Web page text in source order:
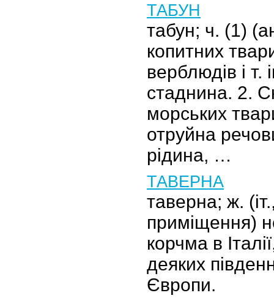
ТАБУН
табун; ч. (1)
копитних
верблюдів і т.
стаднина. 2.
морських
отруйна
рідина, …
ТАВЕРНА
таверна; ж.
приміщення)
корчма в
деяких
Європи.